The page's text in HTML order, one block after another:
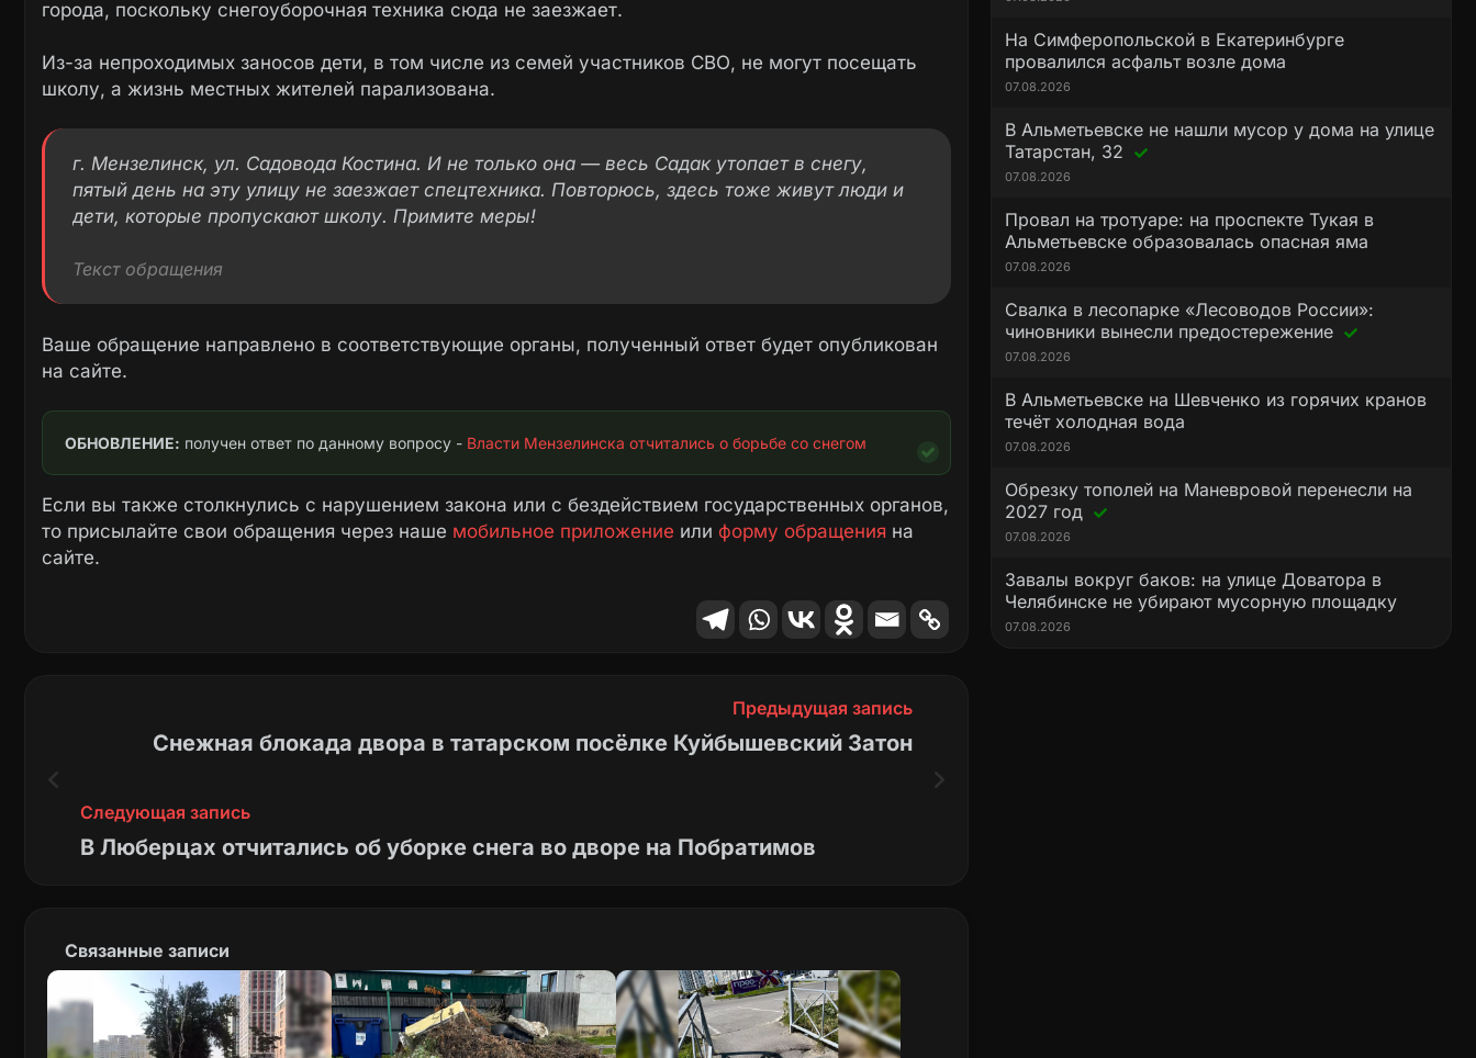
города, поскольку снегоуборочная техника сюда не заезжает.
Из-за непроходимых заносов дети, в том числе из семей участников СВО, не могут посещать
школу, а жизнь местных жителей парализована.
г. Мензелинск, ул. Садовода Костина. И не только она — весь Садак утопает в снегу,
пятый день на эту улицу не заезжает спецтехника. Повторюсь, здесь тоже живут люди и
дети, которые пропускают школу. Примите меры!
Текст обращения
Ваше обращение направлено в соответствующие органы, полученный ответ будет опубликован
на сайте.
ОБНОВЛЕНИЕ: получен ответ по данному вопросу - Власти Мензелинска отчитались о борьбе со снегом
Если вы также столкнулись с нарушением закона или с бездействием государственных органов,
то присылайте свои обращения через наше мобильное приложение или форму обращения на
сайте.
Предыдущая запись
Снежная блокада двора в татарском посёлке Куйбышевский Затон
Следующая запись
В Люберцах отчитались об уборке снега во дворе на Побратимов
Связанные записи
На Симферопольской в Екатеринбурге
провалился асфальт возле дома
07.08.2026
В Альметьевске не нашли мусор у дома на улице
Татарстан, 32
07.08.2026
Провал на тротуаре: на проспекте Тукая в
Альметьевске образовалась опасная яма
07.08.2026
Свалка в лесопарке «Лесоводов России»:
чиновники вынесли предостережение
07.08.2026
В Альметьевске на Шевченко из горячих кранов
течёт холодная вода
07.08.2026
Обрезку тополей на Маневровой перенесли на
2027 год
07.08.2026
Завалы вокруг баков: на улице Доватора в
Челябинске не убирают мусорную площадку
07.08.2026